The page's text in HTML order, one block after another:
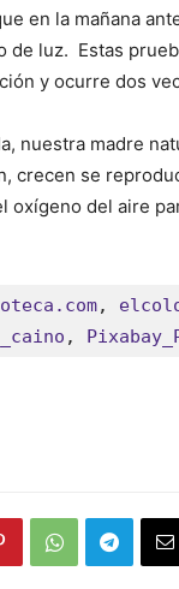
en la mañana
de luz. Estas
y ocurre dos
nuestra madre
crecen se
oxígeno del aire
,
,